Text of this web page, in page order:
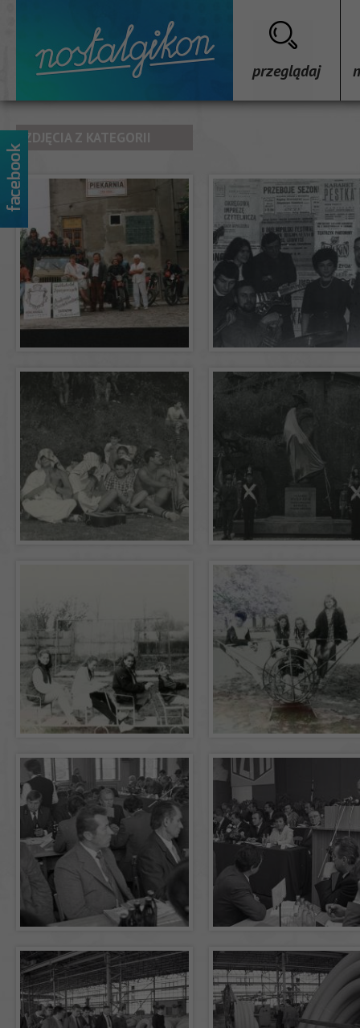
przeglądaj
ZDJĘCIA Z KATEGORII